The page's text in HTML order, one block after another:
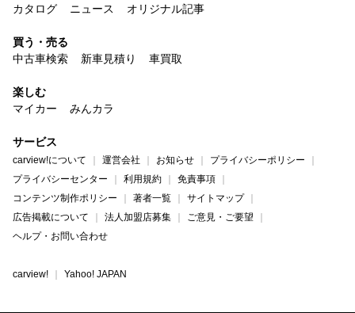
カタログ
ニュース オリジナル記事
買う・売る
中古車検索
新車見積り 車買取
楽しむ
マイカー
みんカラ
サービス
carview!について 運営会社 お知らせ
プライバシーポリシー
プライバシーセンター
利用規約
免責事項
コンテンツ制作ポリシー
著者一覧
サイトマップ
広告掲載について
法人加盟店募集
ご意見・ご要望
ヘルプ・お問い合わせ
carview! Yahoo! JAPAN